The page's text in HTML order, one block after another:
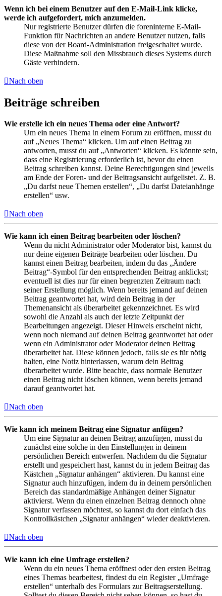
Wenn ich bei einem Benutzer auf den E-Mail-Link klicke,
werde ich aufgefordert, mich anzumelden.
Nur registrierte Benutzer dürfen die foreninterne E-Mail-
Funktion für Nachrichten an andere Benutzer nutzen, falls
diese von der Board-Administration freigeschaltet wurde.
Diese Maßnahme soll den Missbrauch dieses Systems durch
Gäste verhindern.
Nach oben
Beiträge schreiben
Wie erstelle ich ein neues Thema oder eine Antwort?
Um ein neues Thema in einem Forum zu eröffnen, musst du
auf „Neues Thema“ klicken. Um auf einen Beitrag zu
antworten, musst du auf „Antworten“ klicken. Es könnte sein,
dass eine Registrierung erforderlich ist, bevor du einen
Beitrag schreiben kannst. Deine Berechtigungen sind jeweils
am Ende der Foren- und der Beitragsansicht aufgelistet. Z. B.
„Du darfst neue Themen erstellen“, „Du darfst Dateianhänge
erstellen“ usw.
Nach oben
Wie kann ich einen Beitrag bearbeiten oder löschen?
Wenn du nicht Administrator oder Moderator bist, kannst du
nur deine eigenen Beiträge bearbeiten oder löschen. Du
kannst einen Beitrag bearbeiten, indem du das „Ändere
Beitrag“-Symbol für den entsprechenden Beitrag anklickst;
eventuell ist dies nur für einen begrenzten Zeitraum nach
seiner Erstellung möglich. Wenn bereits jemand auf deinen
Beitrag geantwortet hat, wird dein Beitrag in der
Themenansicht als überarbeitet gekennzeichnet. Es wird
sowohl die Anzahl als auch der letzte Zeitpunkt der
Bearbeitungen angezeigt. Dieser Hinweis erscheint nicht,
wenn noch niemand auf deinen Beitrag geantwortet hat oder
wenn ein Administrator oder Moderator deinen Beitrag
überarbeitet hat. Diese können jedoch, falls sie es für nötig
halten, eine Notiz hinterlassen, warum dein Beitrag
überarbeitet wurde. Bitte beachte, dass normale Benutzer
einen Beitrag nicht löschen können, wenn bereits jemand
darauf geantwortet hat.
Nach oben
Wie kann ich meinem Beitrag eine Signatur anfügen?
Um eine Signatur an deinen Beitrag anzufügen, musst du
zunächst eine solche in den Einstellungen in deinem
persönlichen Bereich entwerfen. Nachdem du die Signatur
erstellt und gespeichert hast, kannst du in jedem Beitrag das
Kästchen „Signatur anhängen“ aktivieren. Du kannst eine
Signatur auch hinzufügen, indem du in deinem persönlichen
Bereich das standardmäßige Anhängen deiner Signatur
aktivierst. Wenn du einen einzelnen Beitrag dennoch ohne
Signatur verfassen möchtest, so kannst du dort einfach das
Kontrollkästchen „Signatur anhängen“ wieder deaktivieren.
Nach oben
Wie kann ich eine Umfrage erstellen?
Wenn du ein neues Thema eröffnest oder den ersten Beitrag
eines Themas bearbeitest, findest du ein Register „Umfrage
erstellen“ unterhalb des Formulars zur Beitragserstellung.